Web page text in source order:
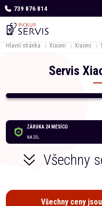
739 876 814
Hlavní stránka Xiaomi Xiaomi
Servis
ZÁRUKA 24 MĚSÍCŮ
NA DÍL
Všechny
Všechny ceny